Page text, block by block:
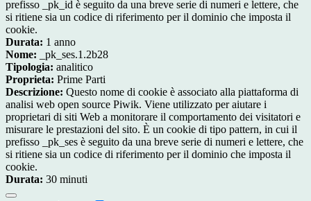
prefisso _pk_id è seguito da una breve serie di numeri e lettere, che
si ritiene sia un codice di riferimento per il dominio che imposta il
cookie.
Durata: 1 anno
Nome: _pk_ses.1.2b28
Tipologia: analitico
Proprieta: Prime Parti
Descrizione: Questo nome di cookie è associato alla piattaforma di
analisi web open source Piwik. Viene utilizzato per aiutare i
proprietari di siti Web a monitorare il comportamento dei visitatori e
misurare le prestazioni del sito. È un cookie di tipo pattern, in cui il
prefisso _pk_ses è seguito da una breve serie di numeri e lettere, che
si ritiene sia un codice di riferimento per il dominio che imposta il
cookie.
Durata: 30 minuti